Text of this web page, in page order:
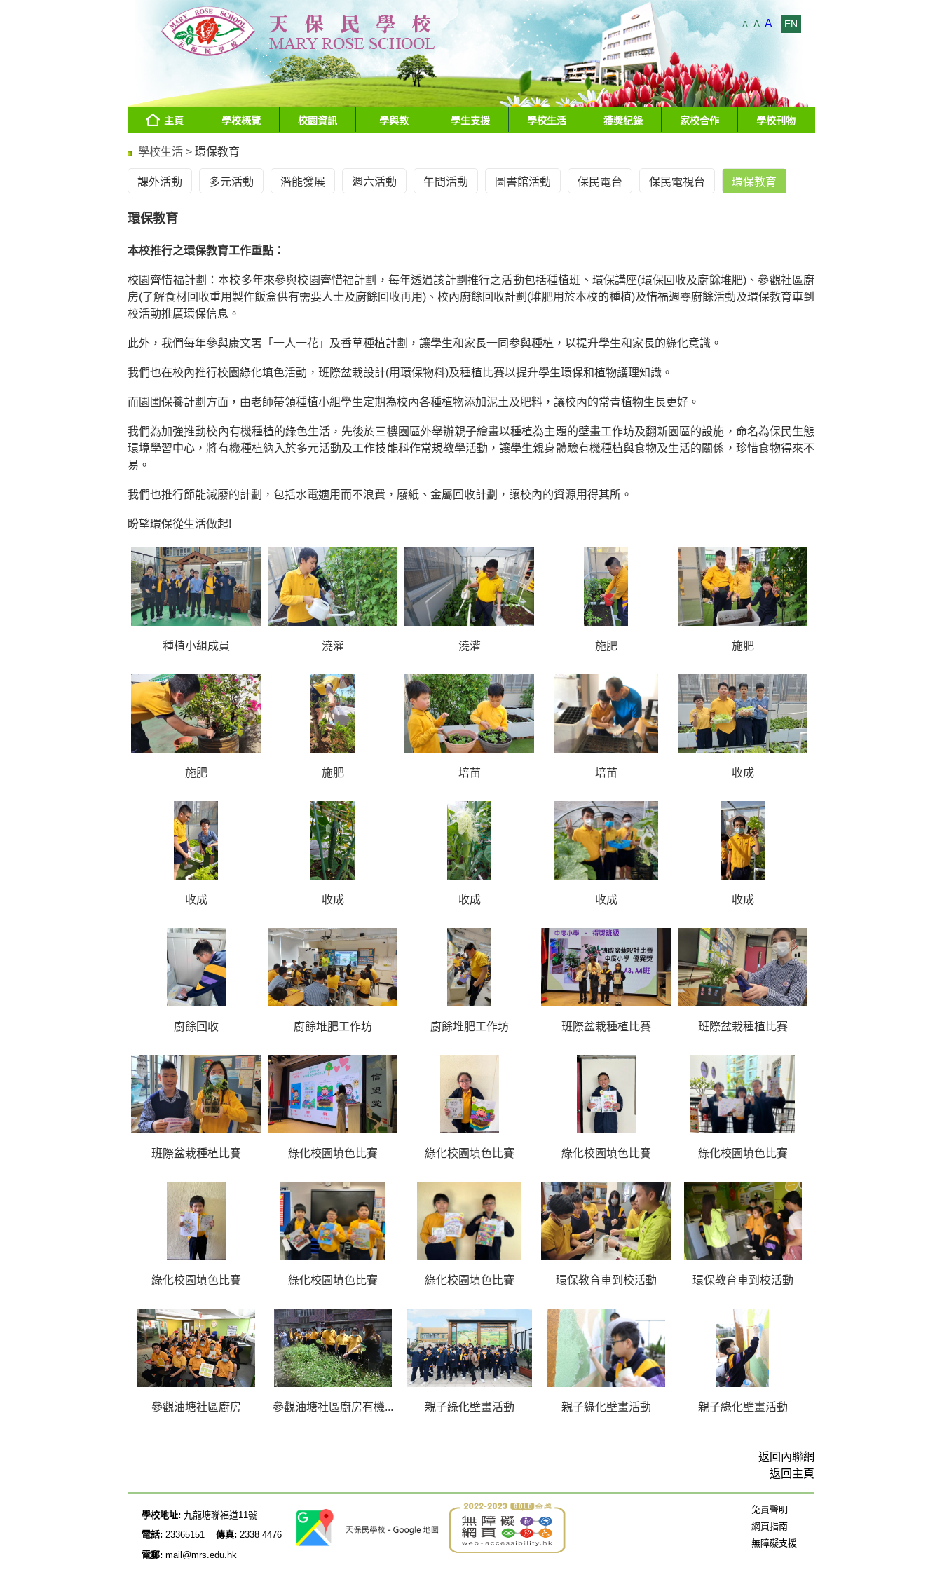
A A A EN
主頁 學校概覽 校園資訊 學與教 學生支援 學校生活 獲獎紀錄 家校合作 學校刊物
學校生活 > 環保教育
課外活動 多元活動 潛能發展 週六活動 午間活動 圖書館活動 保民電台 保民電視台 環保教育
環保教育
本校推行之環保教育工作重點：
校園齊惜福計劃：本校多年來參與校園齊惜福計劃，每年透過該計劃推行之活動包括種植班、環保講座(環保回收及廚餘堆肥) 、 參觀社區廚
房(了解食材回收重用製作飯盒供有需要人士及廚餘回收再用) 、 校內廚餘回收計劃(堆肥用於本校的種植)及惜福週零廚餘活動及環保教育車到
校活動推廣環保信息。
此外，我們每年參與康文署「一人一花」及香草種植計劃，讓學生和家長一同参與種植，以提升學生和家長的綠化意識。
我們也在校內推行校園綠化填色活動，班際盆栽設計(用環保物料)及種植比賽以提升學生環保和植物護理知識。
而園圃保養計劃方面，由老師帶領種植小組學生定期為校內各種植物添加泥土及肥料，讓校內的常青植物生長更好。
我們為加強推動校內有機種植的綠色生活，先後於三樓園區外舉辦親子繪畫以種植為主題的壁畫工作坊及翻新園區的設施，命名為保民生態
環境學習中心，將有機種植納入於多元活動及工作技能科作常規教學活動，讓學生親身體驗有機種植與食物及生活的關係，珍惜食物得來不
易。
我們也推行節能減廢的計劃，包括水電適用而不浪費，廢紙、金屬回收計劃，讓校內的資源用得其所。
盼望環保從生活做起!
種植小組成員 澆灌 澆灌 施肥 施肥
施肥 施肥 培苗 培苗 收成
收成 收成 收成 收成 收成
廚餘回收 廚餘堆肥工作坊 廚餘堆肥工作坊 班際盆栽種植比賽 班際盆栽種植比賽
班際盆栽種植比賽 綠化校園填色比賽 綠化校園填色比賽 綠化校園填色比賽 綠化校園填色比賽
綠化校園填色比賽 綠化校園填色比賽 綠化校園填色比賽 環保教育車到校活動 環保教育車到校活動
參觀油塘社區廚房 參觀油塘社區廚房有機... 親子綠化壁畫活動 親子綠化壁畫活動 親子綠化壁畫活動
返回內聯網
返回主頁
學校地址: 九龍塘聯福道11號
電話: 23365151 傳真: 2338 4476
電郵: mail@mrs.edu.hk
免責聲明
網頁指南
無障礙支援